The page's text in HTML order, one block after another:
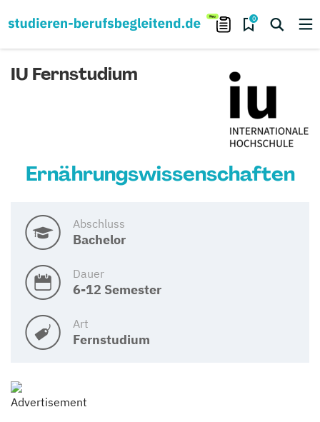
0
IU Fernstudium
Ernährungswissenschaften
Abschluss
Bachelor
Dauer
6-12 Semester
Art
Fernstudium